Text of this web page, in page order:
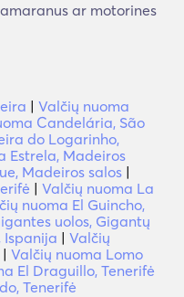
ar motorines
| Valčių nuoma
Candelária, São
do Logarinho,
Estrela, Madeiros
Madeiros salos |
| Valčių nuoma La
nuoma El Guincho,
uolos, Gigantų
Ispanija | Valčių
| Valčių nuoma Lomo
El Draguillo, Tenerifė
Tenerifė